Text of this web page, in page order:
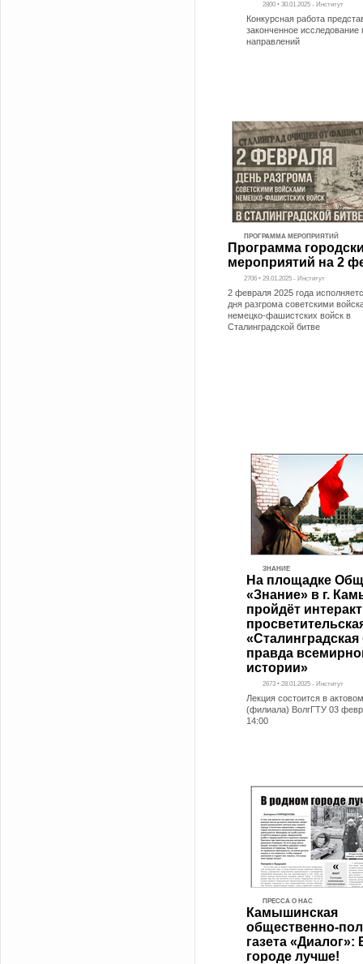
2800 • 30.01.2025 - Институт
Конкурсная работа
законченное исследование
направлений
ПРОГРАММА МЕРОПРИЯТИЙ
Программа
мероприятий на 2
2706 • 29.01.2025 - Институт
2 февраля 2025 года
дня разгрома советскими
немецко-фашистских войск в
Сталинградской битве
ЗНАНИЕ
На площадке
«Знание» в г.
пройдёт
«Сталинградская
правда
истории»
2673 • 28.01.2025 - Институт
Лекция состоится в
(филиала) ВолгГТУ 03
14:00
ПРЕССА О НАС
Камышинская
общественно-
газета
городе лучше!